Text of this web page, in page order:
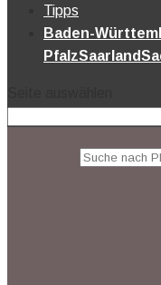
Tipps
Baden-
PfalzSaarland